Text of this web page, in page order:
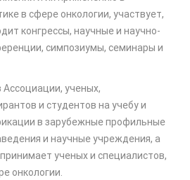
в сфере онкологии, участвует,
конгрессы, научные и научно-
симпозиумы, семинары и
ученых,
и студентов на учебу и
в зарубежные профильные
и научные учреждения, а
ученых и специалистов,
онкологии.